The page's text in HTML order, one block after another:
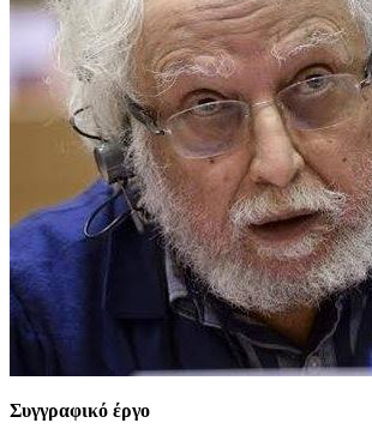
Συγγραφικό έργο